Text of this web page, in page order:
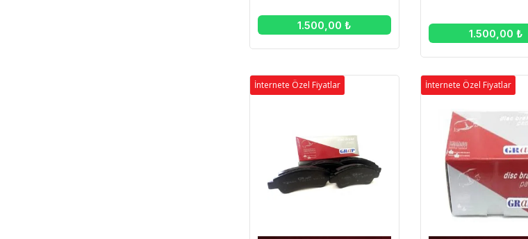
1.500,00 ₺
1.500,00 ₺
İnternete Özel Fiyatlar İnternete Özel Fiyatlar